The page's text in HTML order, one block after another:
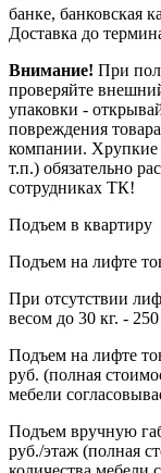
банке, банковская
Доставка до
Внимание! При
проверяйте
упаковки -
повреждения
компании. Хрупкие
т.п.) обязательно
сотрудниках ТК!
Подъем в квартиру
Подъем на лифте
При отсутствии
весом до 30 кг. -
Подъем на лифте
руб. (полная
мебели
Подъем вручную
руб./этаж (полная